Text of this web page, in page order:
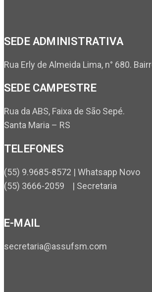
SEDE ADMINISTRATIVA
Rua Erly de Almeida Lima, n° 680.
SEDE CAMPESTRE
Rua da ABS, Faixa de São Sepé.
Santa Maria – RS
TELEFONES
(55) 9.9685-8572 | Whatsapp Novo
(55) 3666-2059 | Secretaria
E-MAIL
secretaria@assufsm.com